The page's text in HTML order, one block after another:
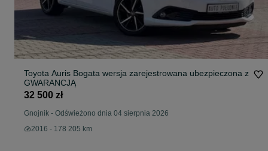
Toyota Auris Bogata wersja zarejestrowana ubezpieczona z
GWARANCJĄ
32 500 zł
Gnojnik - Odświeżono dnia 04 sierpnia 2026
2016 - 178 205 km